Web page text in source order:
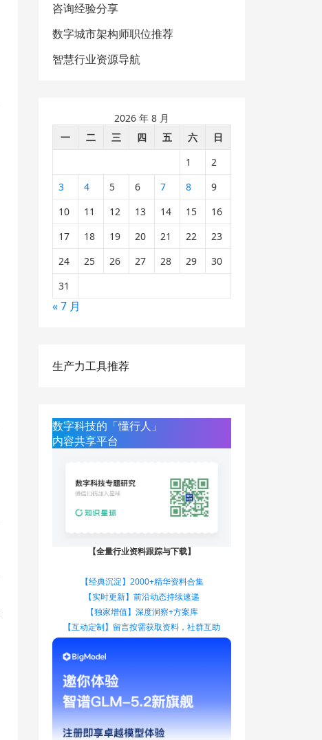
咨询经验分享
数字城市架构师职位推荐
智慧行业资源导航
2026 年 8 月
一
二 三 四 五 六
日
1
2
3
4 5 6 7 8
9
10
11 12 13 14 15
16
17
18 19 20 21 22
23
24
25 26 27 28 29
30
31
« 7 月
生产力工具推荐
数字科技的「懂行人」
内容共享平台
【全量行业资料跟踪与下载】
【经典沉淀】2000+精华资料合集
【实时更新】前沿动态持续速递
【独家增值】深度洞察+方案库
【互动定制】留言按需获取资料，社群互助